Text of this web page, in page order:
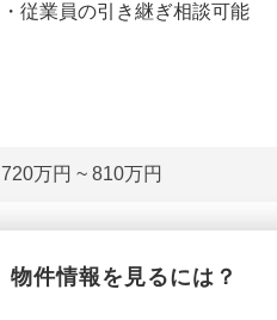
・従業員の引き継ぎ相談可能
720万円 ~ 810万円
物件情報を見るには？
********************